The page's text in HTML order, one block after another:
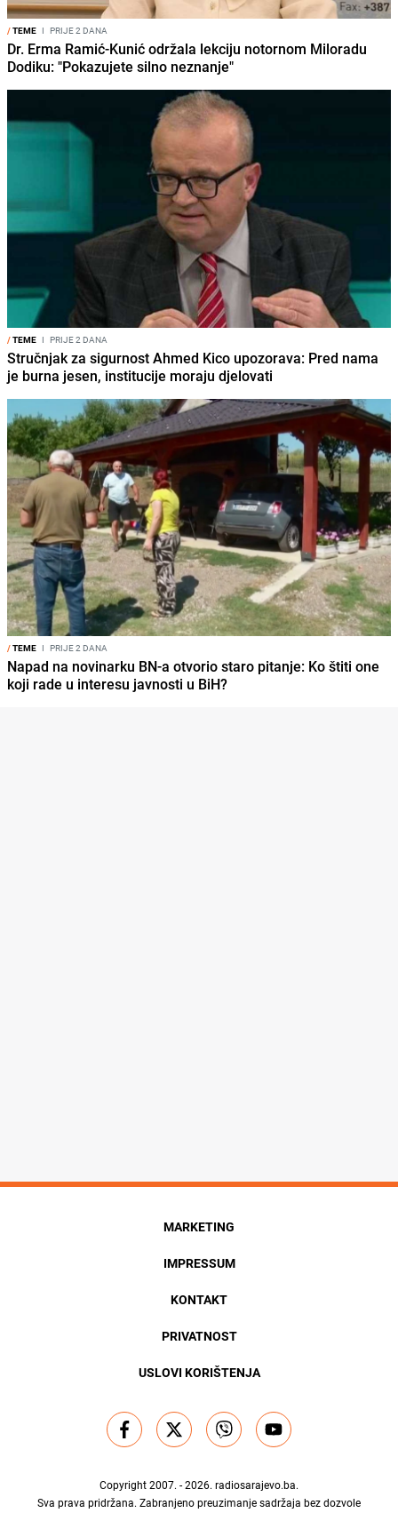
/TEME I PRIJE 2 DANA
Dr. Erma Ramić-Kunić održala lekciju notornom Miloradu
Dodiku: "Pokazujete silno neznanje"
/TEME I PRIJE 2 DANA
Stručnjak za sigurnost Ahmed Kico upozorava: Pred nama
je burna jesen, institucije moraju djelovati
/TEME I PRIJE 2 DANA
Napad na novinarku BN-a otvorio staro pitanje: Ko štiti one
koji rade u interesu javnosti u BiH?
MARKETING
IMPRESSUM
KONTAKT
PRIVATNOST
USLOVI KORIŠTENJA
Copyright 2007. - 2026. radiosarajevo.ba.
Sva prava pridržana. Zabranjeno preuzimanje sadržaja bez dozvole